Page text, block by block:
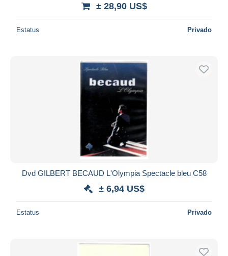
± 28,90 US$
Estatus Privado
Dvd GILBERT BECAUD L'Olympia Spectacle bleu C58
± 6,94 US$
Estatus Privado